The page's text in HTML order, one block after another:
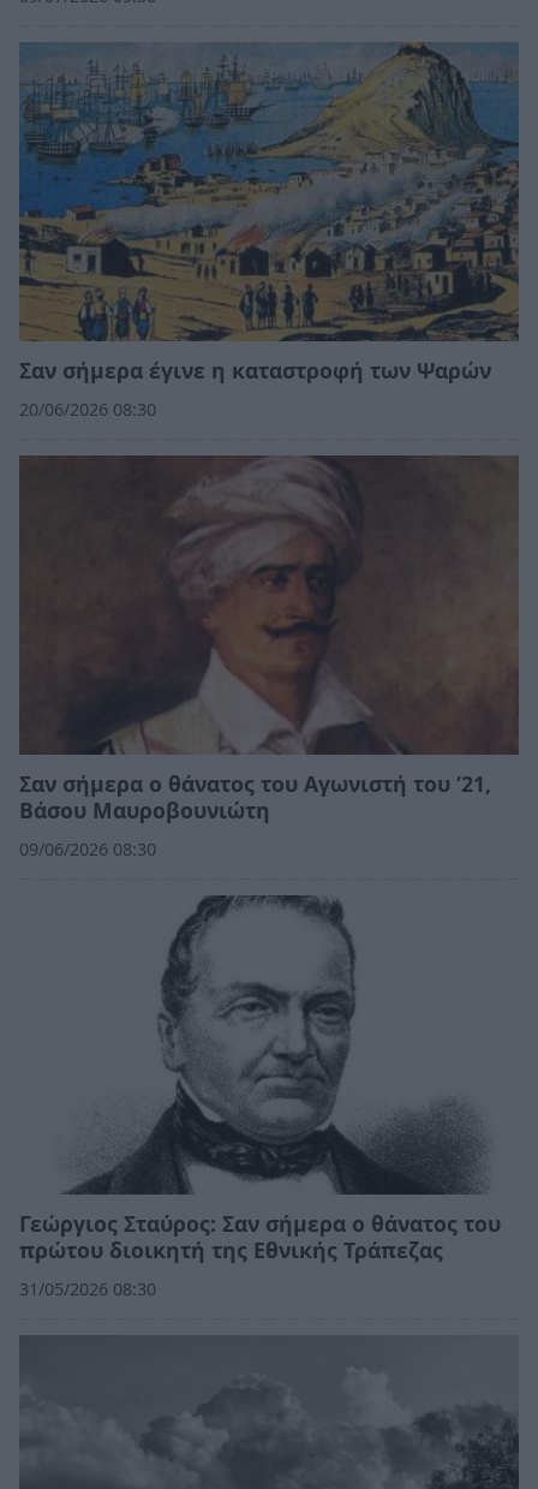
Σαν σήμερα έγινε η καταστροφή των Ψαρών
20/06/2026 08:30
Σαν σήμερα ο θάνατος του Αγωνιστή του ‘21,
Βάσου Μαυροβουνιώτη
09/06/2026 08:30
Γεώργιος Σταύρος: Σαν σήμερα ο θάνατος του
πρώτου διοικητή της Εθνικής Τράπεζας
31/05/2026 08:30